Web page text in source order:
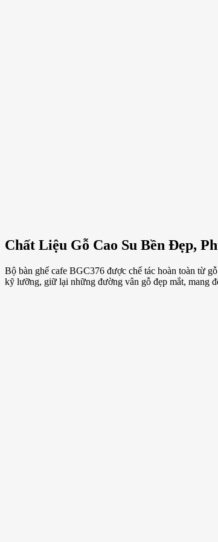
Chất Liệu Gỗ Cao Su Bền Đẹp,
Bộ bàn ghế cafe BGC376 được chế tác hoàn toàn từ
kỹ lưỡng, giữ lại những đường vân gỗ đẹp mắt, mang